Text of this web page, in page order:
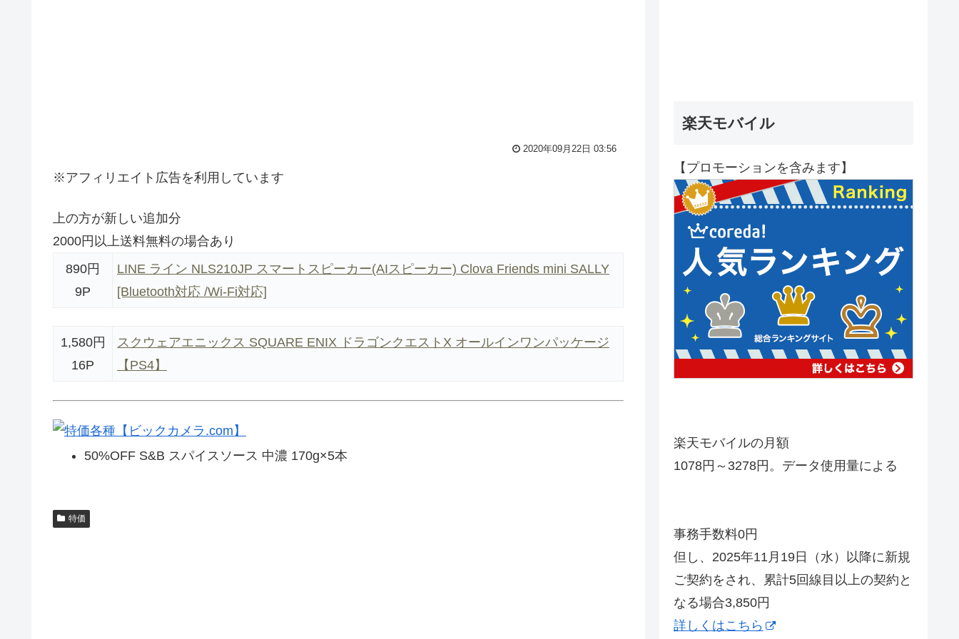
2020年09月22日 03:56
※アフィリエイト広告を利用しています
上の方が新しい追加分
2000円以上送料無料の場合あり
890円
9P
LINE ライン NLS210JP スマートスピーカー(AIスピーカー) Clova Friends mini SALLY
[Bluetooth対応 /Wi-Fi対応]
1,580円
16P
スクウェアエニックス SQUARE ENIX ドラゴンクエストX オールインワンパッケージ
【PS4】
50%OFF S&B スパイスソース 中濃 170g×5本
特価
楽天モバイル
【プロモーションを含みます】
楽天モバイルの月額
1078円～3278円。データ使用量による
事務手数料0円
但し、2025年11月19日（水）以降に新規
ご契約をされ、累計5回線目以上の契約と
なる場合3,850円
詳しくはこちら